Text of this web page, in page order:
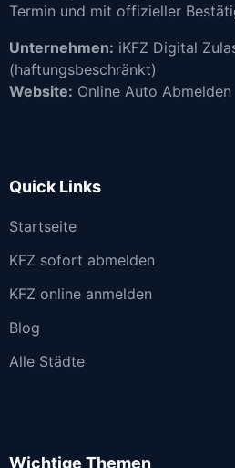
Termin und mit offizieller
Unternehmen: iKFZ Digital
(haftungsbeschränkt)
Website: Online Auto Abmelden
Quick Links
Startseite
KFZ sofort abmelden
KFZ online anmelden
Blog
Alle Städte
Wichtige Themen